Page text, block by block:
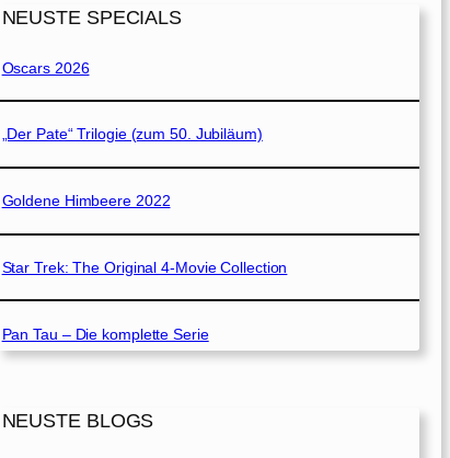
NEUSTE SPECIALS
Oscars 2026
„Der Pate“ Trilogie (zum 50. Jubiläum)
Goldene Himbeere 2022
Star Trek: The Original 4-Movie Collection
Pan Tau – Die komplette Serie
NEUSTE BLOGS